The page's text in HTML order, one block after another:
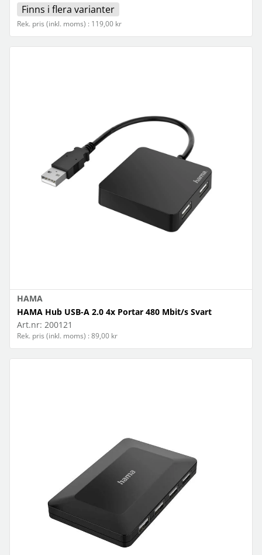
Finns i flera varianter
Rek. pris (inkl. moms) : 119,00 kr
HAMA
HAMA Hub USB-A 2.0 4x Portar 480 Mbit/s Svart
Art.nr: 200121
Rek. pris (inkl. moms) : 89,00 kr